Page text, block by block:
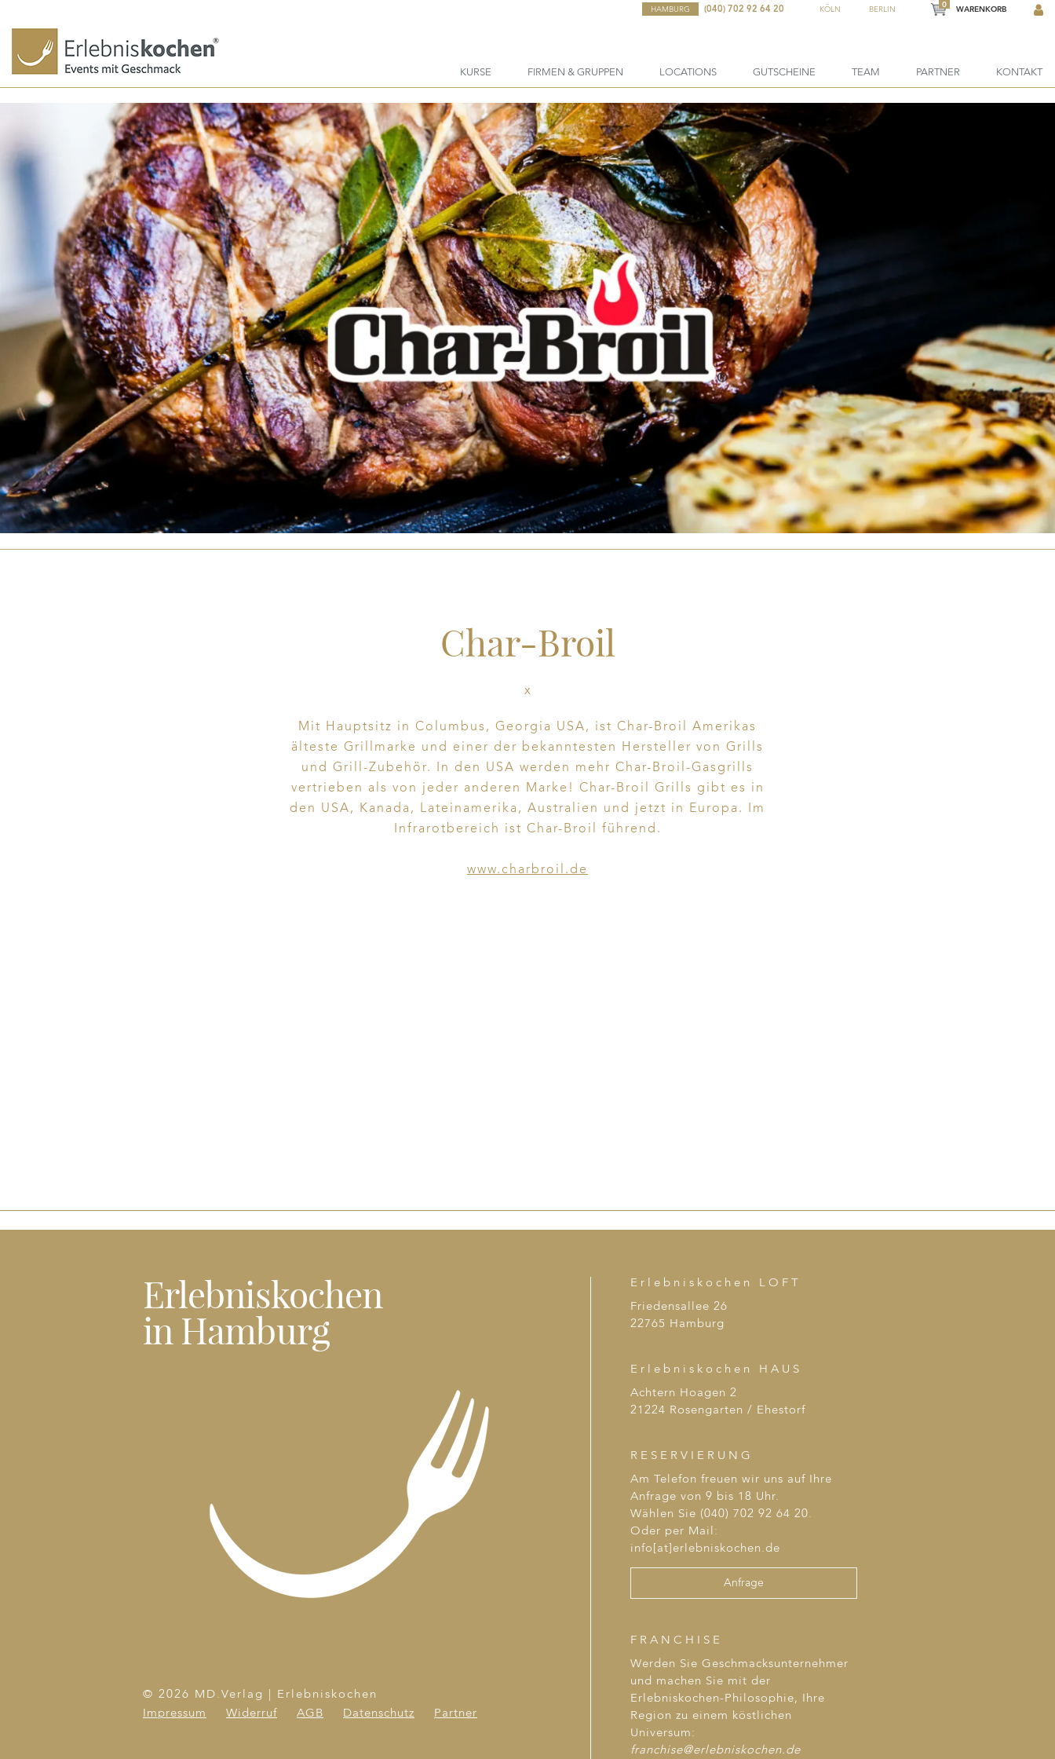
HAMBURG (040) 702 92 64 20 KÖLN BERLIN
0
WARENKORB
KURSE FIRMEN & GRUPPEN LOCATIONS GUTSCHEINE TEAM PARTNER KONTAKT
Char-Broil
x
Mit Hauptsitz in Columbus, Georgia USA, ist Char-Broil Amerikas
älteste Grillmarke und einer der bekanntesten Hersteller von Grills
und Grill-Zubehör. In den USA werden mehr Char-Broil-Gasgrills
vertrieben als von jeder anderen Marke! Char-Broil Grills gibt es in
den USA, Kanada, Lateinamerika, Australien und jetzt in Europa. Im
Infrarotbereich ist Char-Broil führend.
www.charbroil.de
Erlebniskochen
in Hamburg
© 2026 MD.Verlag | Erlebniskochen
Impressum
Widerruf AGB Datenschutz Partner
Erlebniskochen LOFT
Friedensallee 26
22765 Hamburg
Erlebniskochen HAUS
Achtern Hoagen 2
21224 Rosengarten / Ehestorf
RESERVIERUNG
Am Telefon freuen wir uns auf Ihre
Anfrage von 9 bis 18 Uhr.
Wählen Sie (040) 702 92 64 20.
Oder per Mail:
info[at]erlebniskochen.de
Anfrage
FRANCHISE
Werden Sie Geschmacksunternehmer
und machen Sie mit der
Erlebniskochen-Philosophie, Ihre
Region zu einem köstlichen
Universum:
franchise@erlebniskochen.de